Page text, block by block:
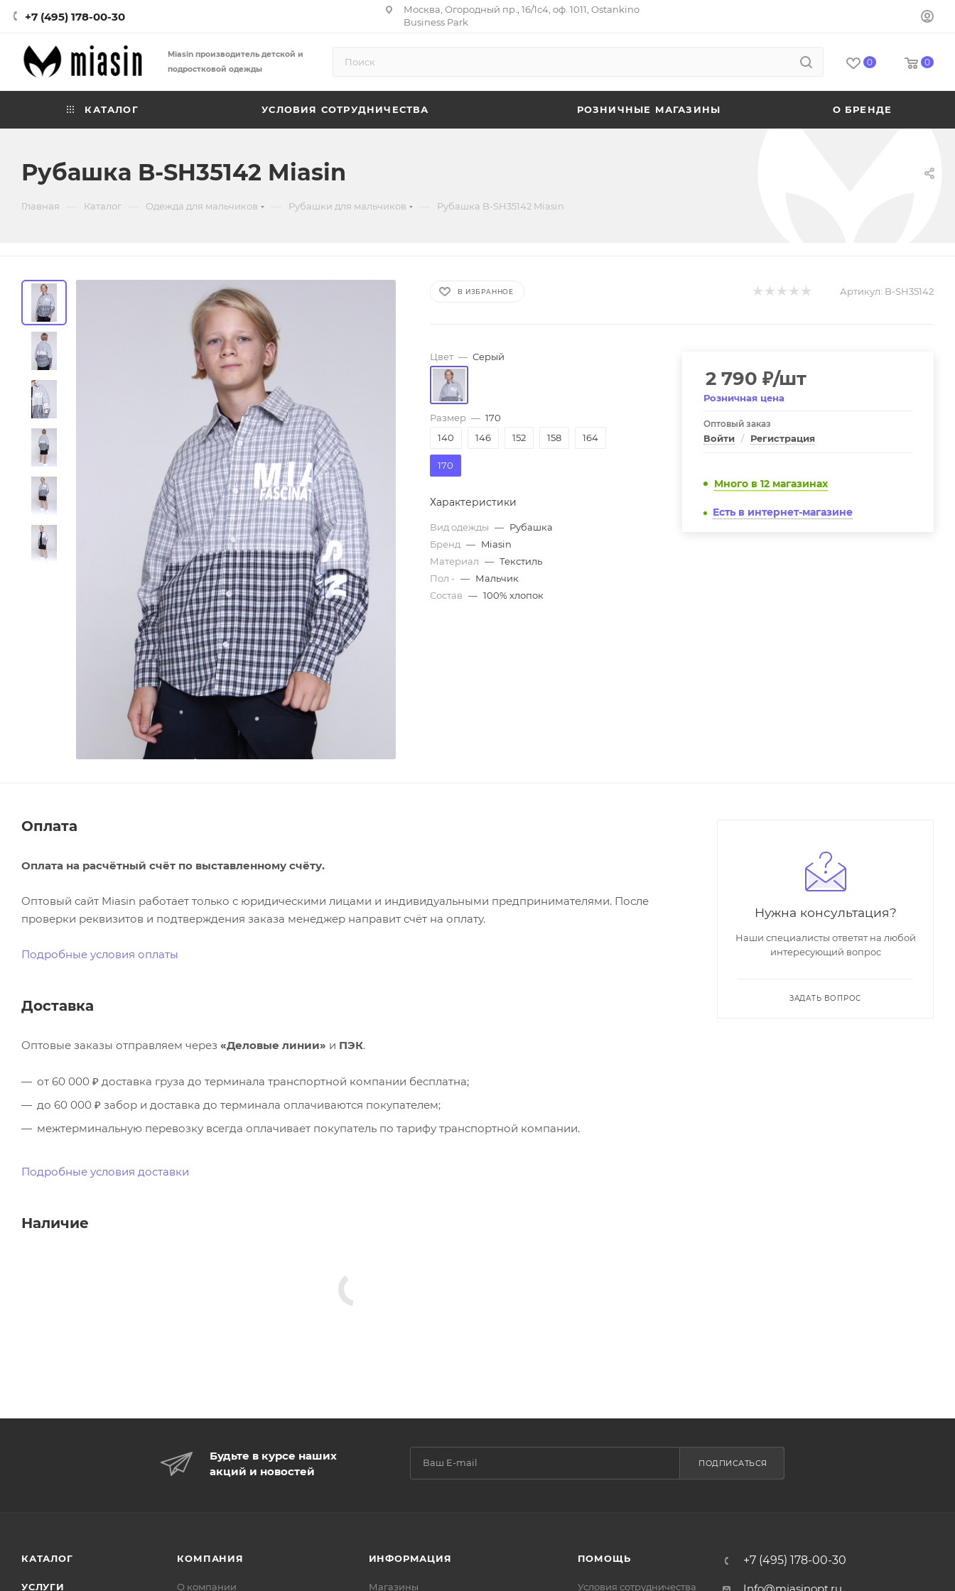
+7 (495) 178-00-30
Москва, Огородный пр., 16/1с4, оф. 1011, Ostankino
Business Park
Miasin производитель детской и
подростковой одежды
0 0
КАТАЛОГ УСЛОВИЯ СОТРУДНИЧЕСТВА РОЗНИЧНЫЕ МАГАЗИНЫ О БРЕНДЕ
Рубашка B-SH35142 Miasin
Главная Каталог Одежда для мальчиков Рубашки для мальчиков Рубашка B-SH35142 Miasin
В ИЗБРАННОЕ Артикул: B-SH35142
Цвет — Серый
Размер — 170
140
146 152 158 164
170
Характеристики
Вид одежды — Рубашка
Бренд — Miasin
Материал — Текстиль
Пол - — Мальчик
Состав — 100% хлопок
2 790 ₽/шт
Розничная цена
Оптовый заказ
Войти / Регистрация
Много в 12 магазинах
Есть в интернет-магазине
Оплата
Оплата на расчётный счёт по выставленному счёту.
Оптовый сайт Miasin работает только с юридическими лицами и индивидуальными предпринимателями. После
проверки реквизитов и подтверждения заказа менеджер направит счёт на оплату.
Подробные условия оплаты
Доставка
Оптовые заказы отправляем через «Деловые линии» и ПЭК.
от 60 000 ₽ доставка груза до терминала транспортной компании бесплатна;
до 60 000 ₽ забор и доставка до терминала оплачиваются покупателем;
межтерминальную перевозку всегда оплачивает покупатель по тарифу транспортной компании.
Подробные условия доставки
Наличие
Нужна консультация?
Наши специалисты ответят на любой
интересующий вопрос
ЗАДАТЬ ВОПРОС
Будьте в курсе наших
акций и новостей
ПОДПИСАТЬСЯ
КАТАЛОГ
УСЛУГИ
КОМПАНИЯ
О компании
ИНФОРМАЦИЯ
Магазины
ПОМОЩЬ
Условия сотрудничества
+7 (495) 178-00-30